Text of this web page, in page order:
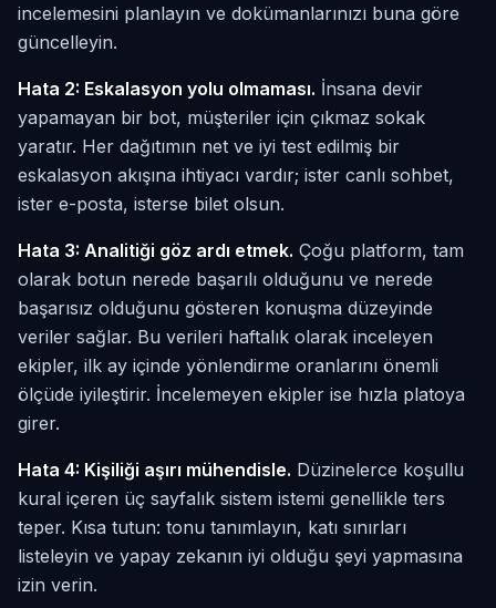
incelemesini planlayın ve dokümanlarınızı buna göre
güncelleyin.
Hata 2: Eskalasyon yolu olmaması. İnsana devir
yapamayan bir bot, müşteriler için çıkmaz sokak
yaratır. Her dağıtımın net ve iyi test edilmiş bir
eskalasyon akışına ihtiyacı vardır; ister canlı sohbet,
ister e-posta, isterse bilet olsun.
Hata 3: Analitiği göz ardı etmek. Çoğu platform, tam
olarak botun nerede başarılı olduğunu ve nerede
başarısız olduğunu gösteren konuşma düzeyinde
veriler sağlar. Bu verileri haftalık olarak inceleyen
ekipler, ilk ay içinde yönlendirme oranlarını önemli
ölçüde iyileştirir. İncelemeyen ekipler ise hızla platoya
girer.
Hata 4: Kişiliği aşırı mühendisle. Düzinelerce koşullu
kural içeren üç sayfalık sistem istemi genellikle ters
teper. Kısa tutun: tonu tanımlayın, katı sınırları
listeleyin ve yapay zekanın iyi olduğu şeyi yapmasına
izin verin.